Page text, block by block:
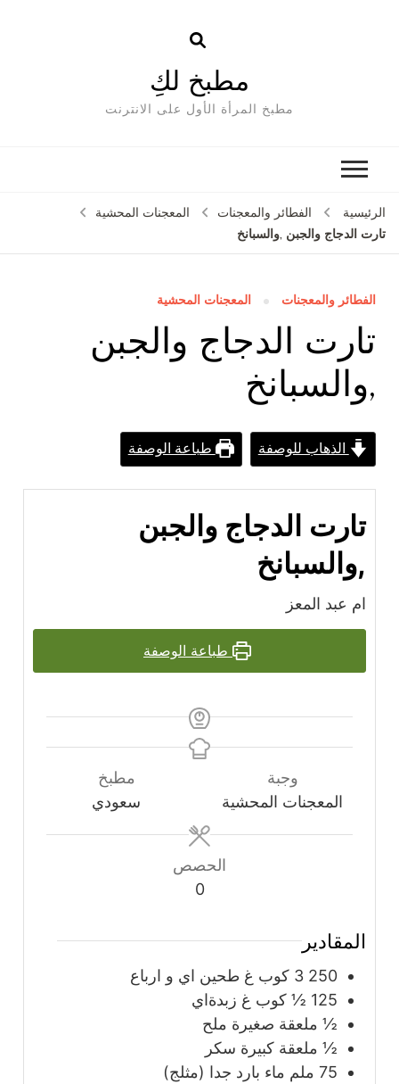
مطبخ لكِ
مطبخ المرأة الأول على الانترنت
الرئيسية الفطائر والمعجنات
المعجنات المحشية
تارت الدجاج والجبن ,والسبانخ
الفطائر والمعجنات المعجنات المحشية
تارت الدجاج والجبن
,والسبانخ
الذهاب للوصفة طباعة الوصفة
تارت الدجاج والجبن
,والسبانخ
ام عبد المعز
طباعة الوصفة
وجبة
المعجنات المحشية
مطبخ
سعودي
الحصص
0
المقادير
250 3 كوب غ طحين اي و ارباع
125 ½
كوب غ زبدةاي
½ ملعقة صغيرة ملح
½ ملعقة كبيرة سكر
75 ملم ماء بارد جدا (مثلج)